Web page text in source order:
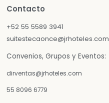
Contacto
+52 55 5589 3941
suitestecaonce@jrhoteles.com
Convenios, Grupos y Eventos:
dirventas@jrhoteles.com
55 8096 6779